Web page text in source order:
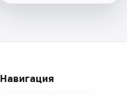
Навигация